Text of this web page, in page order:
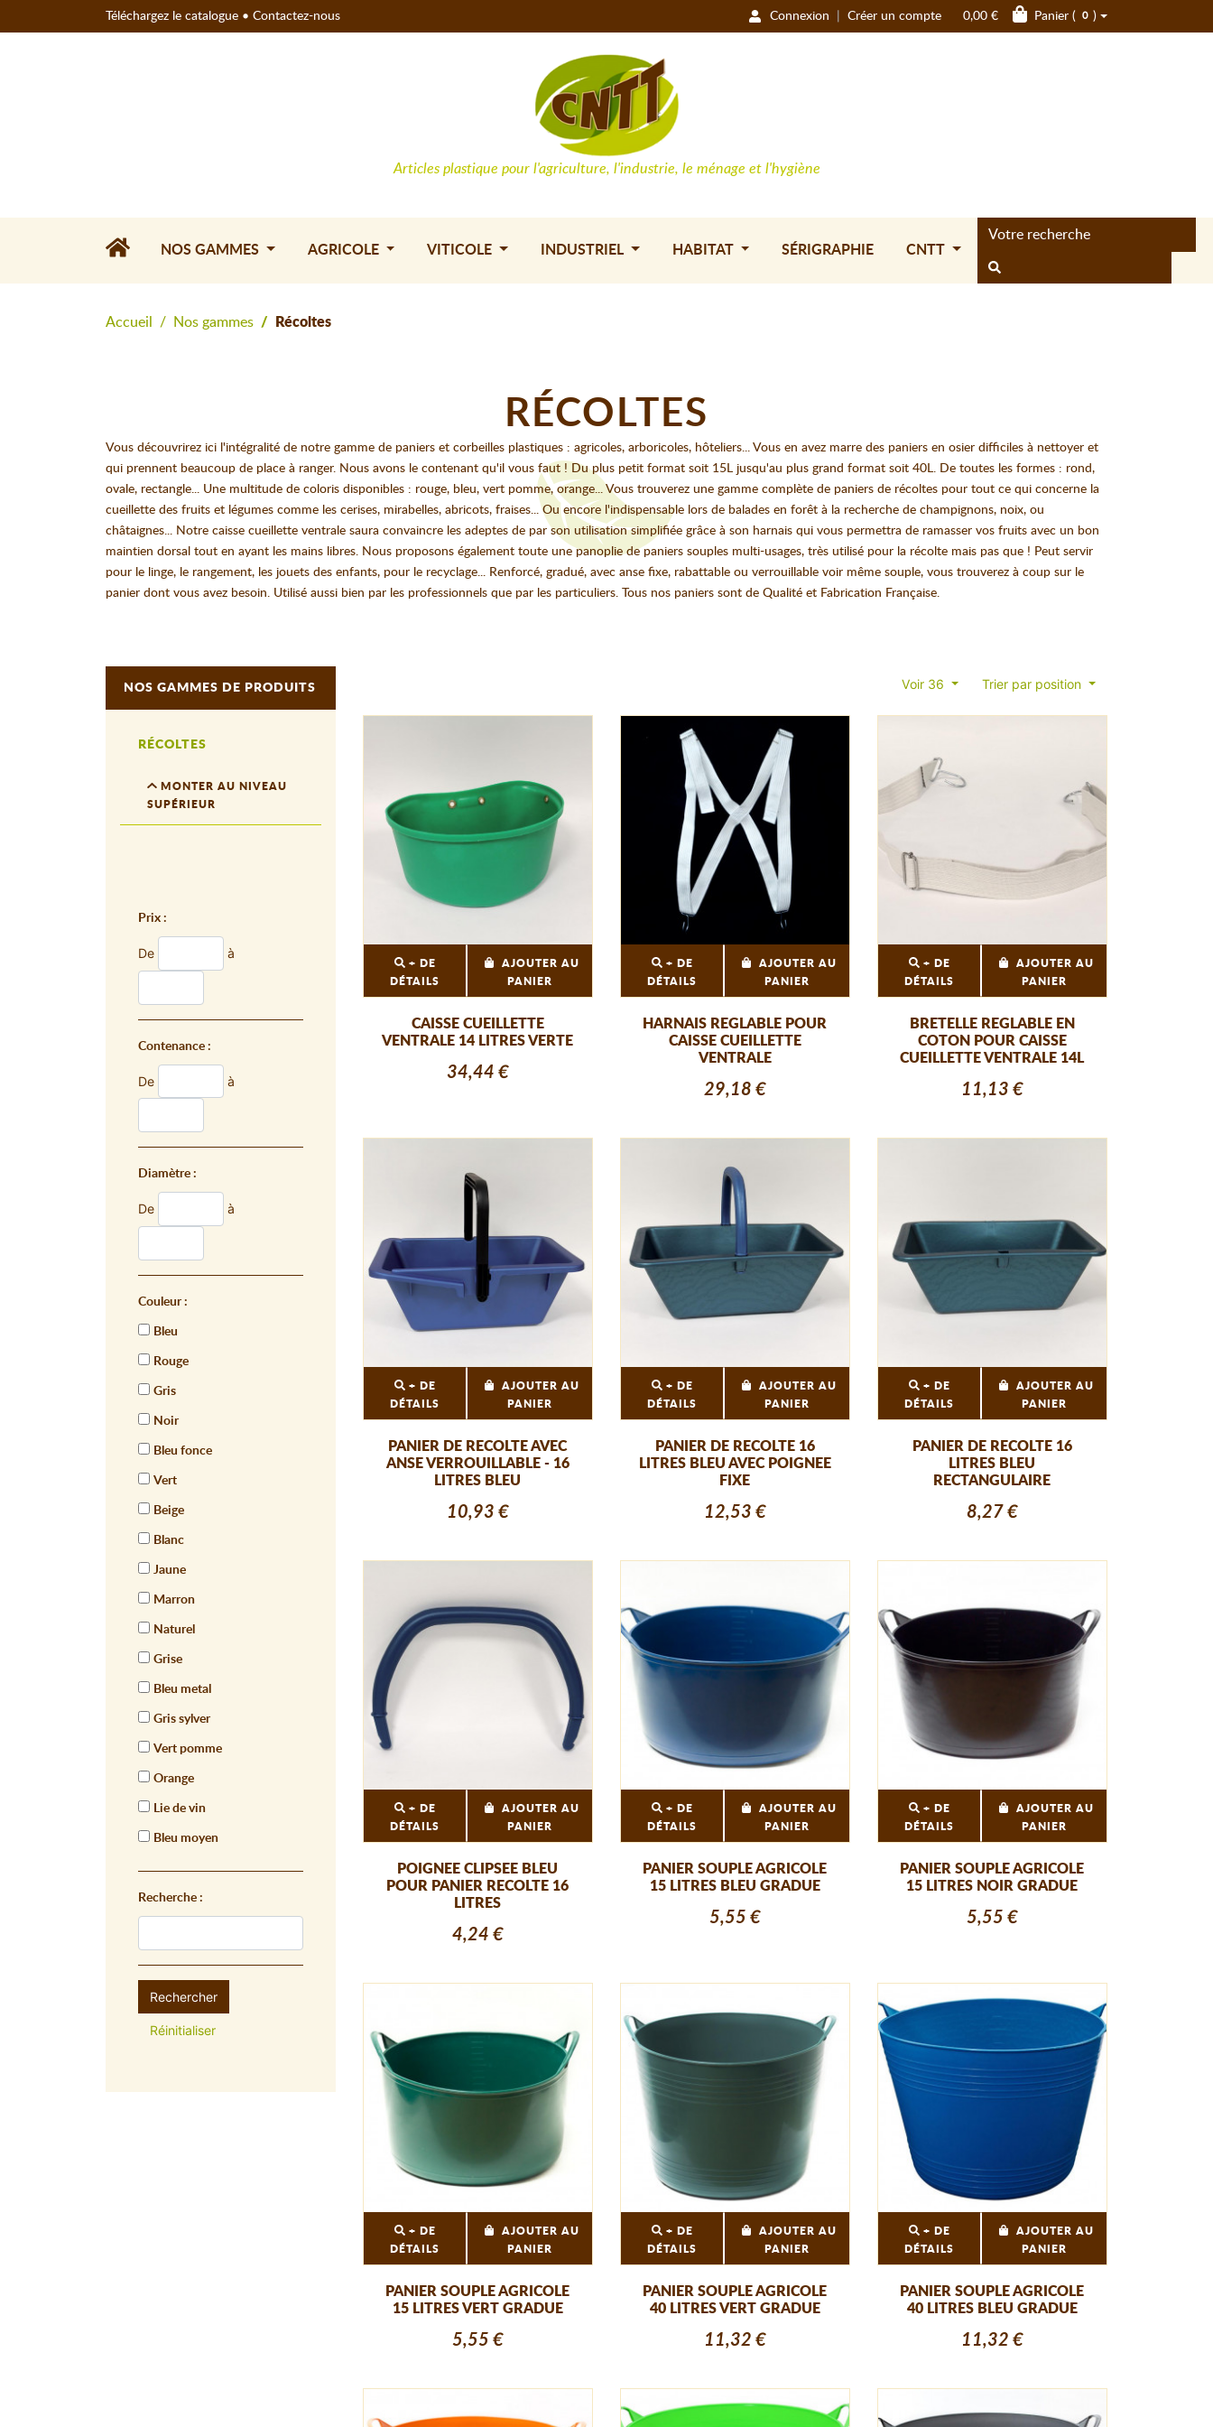
Téléchargez le catalogue • Contactez-nous Connexion Créer un compte 0,00 € Panier ( 0 )
Articles plastique pour l'agriculture, l'industrie, le ménage et l'hygiène
NOS GAMMES AGRICOLE VITICOLE INDUSTRIEL HABITAT SÉRIGRAPHIE CNTT
Accueil Nos gammes Récoltes
RÉCOLTES
Vous découvrirez ici l'intégralité de notre gamme de paniers et corbeilles plastiques : agricoles, arboricoles, hôteliers... Vous en avez marre des paniers en osier difficiles à nettoyer et
qui prennent beaucoup de place à ranger. Nous avons le contenant qu'il vous faut ! Du plus petit format soit 15L jusqu'au plus grand format soit 40L. De toutes les formes : rond,
ovale, rectangle... Une multitude de coloris disponibles : rouge, bleu, vert pomme, orange... Vous trouverez une gamme complète de paniers de récoltes pour tout ce qui concerne la
cueillette des fruits et légumes comme les cerises, mirabelles, abricots, fraises... Ou encore l'indispensable lors de balades en forêt à la recherche de champignons, noix, ou
châtaignes... Notre caisse cueillette ventrale saura convaincre les adeptes de par son utilisation simplifiée grâce à son harnais qui vous permettra de ramasser vos fruits avec un bon
maintien dorsal tout en ayant les mains libres. Nous proposons également toute une panoplie de paniers souples multi-usages, très utilisé pour la récolte mais pas que ! Peut servir
pour le linge, le rangement, les jouets des enfants, pour le recyclage... Renforcé, gradué, avec anse fixe, rabattable ou verrouillable voir même souple, vous trouverez à coup sur le
panier dont vous avez besoin. Utilisé aussi bien par les professionnels que par les particuliers. Tous nos paniers sont de Qualité et Fabrication Française.
NOS GAMMES DE PRODUITS
RÉCOLTES
MONTER AU NIVEAU
SUPÉRIEUR
Prix :
De à
Contenance :
De à
Diamètre :
De à
Couleur :
Bleu
Rouge
Gris
Noir
Bleu fonce
Vert
Beige
Blanc
Jaune
Marron
Naturel
Grise
Bleu metal
Gris sylver
Vert pomme
Orange
Lie de vin
Bleu moyen
Recherche :
Rechercher
Réinitialiser
Voir 36 Trier par position
+ DE
DÉTAILS
AJOUTER AU
PANIER
CAISSE CUEILLETTE
VENTRALE 14 LITRES VERTE
34,44 €
+ DE
DÉTAILS
AJOUTER AU
PANIER
HARNAIS REGLABLE POUR
CAISSE CUEILLETTE
VENTRALE
29,18 €
+ DE
DÉTAILS
AJOUTER AU
PANIER
BRETELLE REGLABLE EN
COTON POUR CAISSE
CUEILLETTE VENTRALE 14L
11,13 €
+ DE
DÉTAILS
AJOUTER AU
PANIER
PANIER DE RECOLTE AVEC
ANSE VERROUILLABLE - 16
LITRES BLEU
10,93 €
+ DE
DÉTAILS
AJOUTER AU
PANIER
PANIER DE RECOLTE 16
LITRES BLEU AVEC POIGNEE
FIXE
12,53 €
+ DE
DÉTAILS
AJOUTER AU
PANIER
PANIER DE RECOLTE 16
LITRES BLEU
RECTANGULAIRE
8,27 €
+ DE
DÉTAILS
AJOUTER AU
PANIER
POIGNEE CLIPSEE BLEU
POUR PANIER RECOLTE 16
LITRES
4,24 €
+ DE
DÉTAILS
AJOUTER AU
PANIER
PANIER SOUPLE AGRICOLE
15 LITRES BLEU GRADUE
5,55 €
+ DE
DÉTAILS
AJOUTER AU
PANIER
PANIER SOUPLE AGRICOLE
15 LITRES NOIR GRADUE
5,55 €
+ DE
DÉTAILS
AJOUTER AU
PANIER
PANIER SOUPLE AGRICOLE
15 LITRES VERT GRADUE
5,55 €
+ DE
DÉTAILS
AJOUTER AU
PANIER
PANIER SOUPLE AGRICOLE
40 LITRES VERT GRADUE
11,32 €
+ DE
DÉTAILS
AJOUTER AU
PANIER
PANIER SOUPLE AGRICOLE
40 LITRES BLEU GRADUE
11,32 €